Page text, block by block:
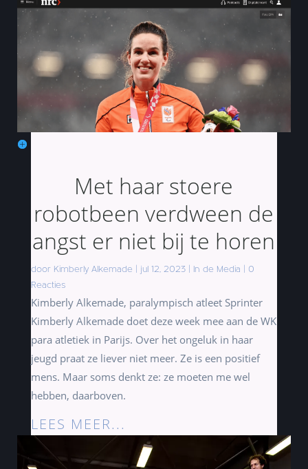
Met haar stoere
robotbeen verdween de
angst er niet bij te horen
door Kimberly Alkemade jul 12, 2023| In de Media
0
Reacties
Kimberly Alkemade, paralympisch atleet Sprinter
Kimberly Alkemade doet deze week mee aan de WK
para atletiekin Parijs. Over het ongeluk in haar
jeugd praat ze liever niet meer. Ze is een positief
mens. Maar soms denkt ze: ze moeten me wel
hebben, daarboven.
LEES MEER...